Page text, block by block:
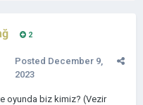
2
Posted December 9,
2023
oyunda biz kimiz? (Vezir